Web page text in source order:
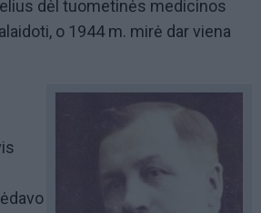
dėl tuometinės medicinos
o 1944 m. mirė dar viena